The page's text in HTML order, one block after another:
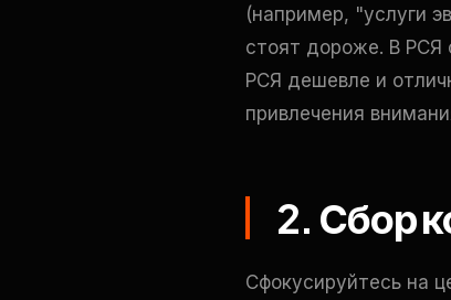
(например, "услуги
стоят дороже. В РСЯ
РСЯ дешевле и
привлечения
2. Сбор
Сфокусируйтесь на